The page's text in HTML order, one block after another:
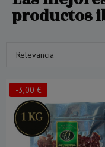
productos
-3,00 €